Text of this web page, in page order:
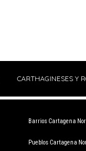
CARTHAGINESES Y
Barrios Cartagena
Pueblos Cartagena